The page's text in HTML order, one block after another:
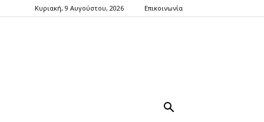
Κυριακή, 9 Αυγούστου, 2026 Επικοινωνία